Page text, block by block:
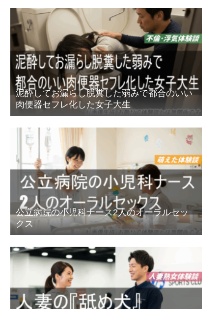
泥酔してお漏らし脱糞した弱みで都合のいい
肉便器セフレ化した女子大生
公立病院の小児科ナース2人のオーラルセッ
クス